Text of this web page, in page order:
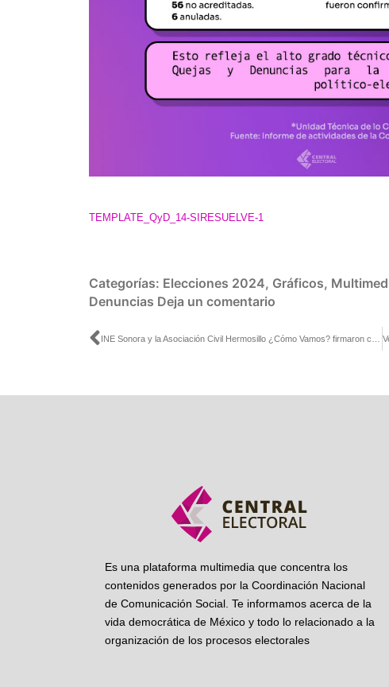
TEMPLATE_QyD_14-SIRESUELVE-1
Categorías: Elecciones 2024, Gráficos,
Denuncias Deja un comentario
Ant
Es una plataforma multimedia que concentra los
contenidos generados por la Coordinación Nacional
de Comunicación Social. Te informamos acerca de la
vida democrática de México y todo lo relacionado a la
organización de los procesos electorales